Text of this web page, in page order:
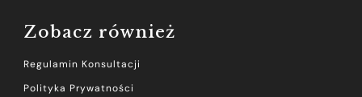
Zobacz również
Regulamin Konsultacji
Polityka Prywatności